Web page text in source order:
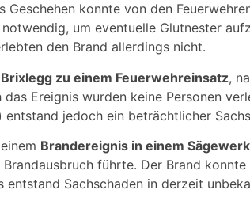
konnte von den
um eventuelle Glutnester
den Brand allerdings nicht.
Brixlegg zu einem Feuerwehreinsatz,
Ereignis wurden keine Personen
jedoch ein beträchtlicher
Brandereignis in einem
führte. Der Brand
Sachschaden in derzeit